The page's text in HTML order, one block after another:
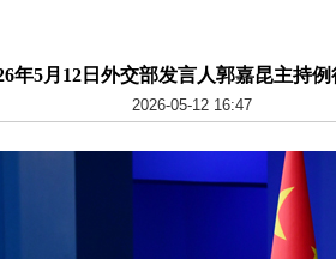
年5月12日外交部发言人郭嘉昆主持
2026-05-12 16:47